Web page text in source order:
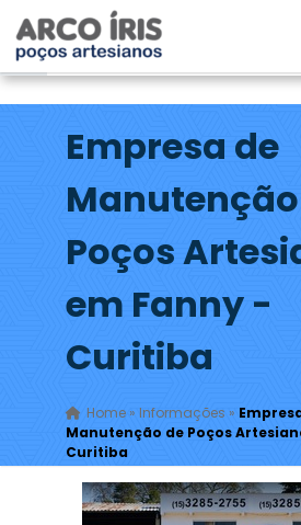
Empresa de
Poços
em Fanny -
Curitiba
Home» Informações »
Manutenção de Poços
Curitiba